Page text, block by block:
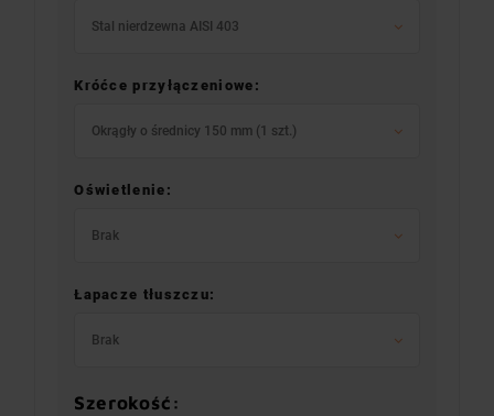
Stal nierdzewna AISI 403
Króćce przyłączeniowe:
Okrągły o średnicy 150 mm (1 szt.)
Oświetlenie:
Brak
Łapacze tłuszczu:
Brak
Szerokość: